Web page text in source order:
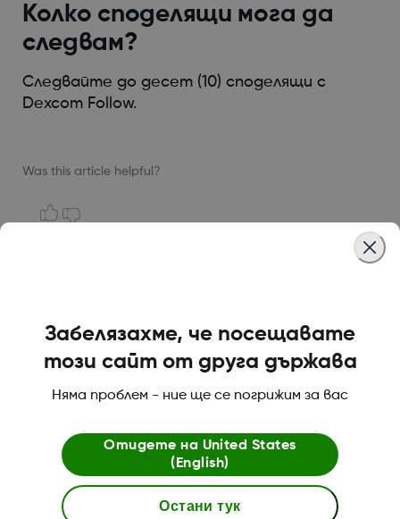
Колко споделящи мога да
следвам?
Следвайте до десет (10) споделящи с
Dexcom Follow.
Was this article helpful?
Магазин Dexcom ONE+
Забелязахме, че посещавате
този сайт от друга държава
Няма проблем - ние ще се погрижим за вас
Отидете на United States
(English)
Остани тук